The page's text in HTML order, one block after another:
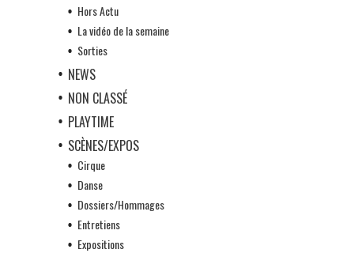
Hors Actu
La vidéo de la semaine
Sorties
NEWS
NON CLASSÉ
PLAYTIME
SCÈNES/EXPOS
Cirque
Danse
Dossiers/Hommages
Entretiens
Expositions